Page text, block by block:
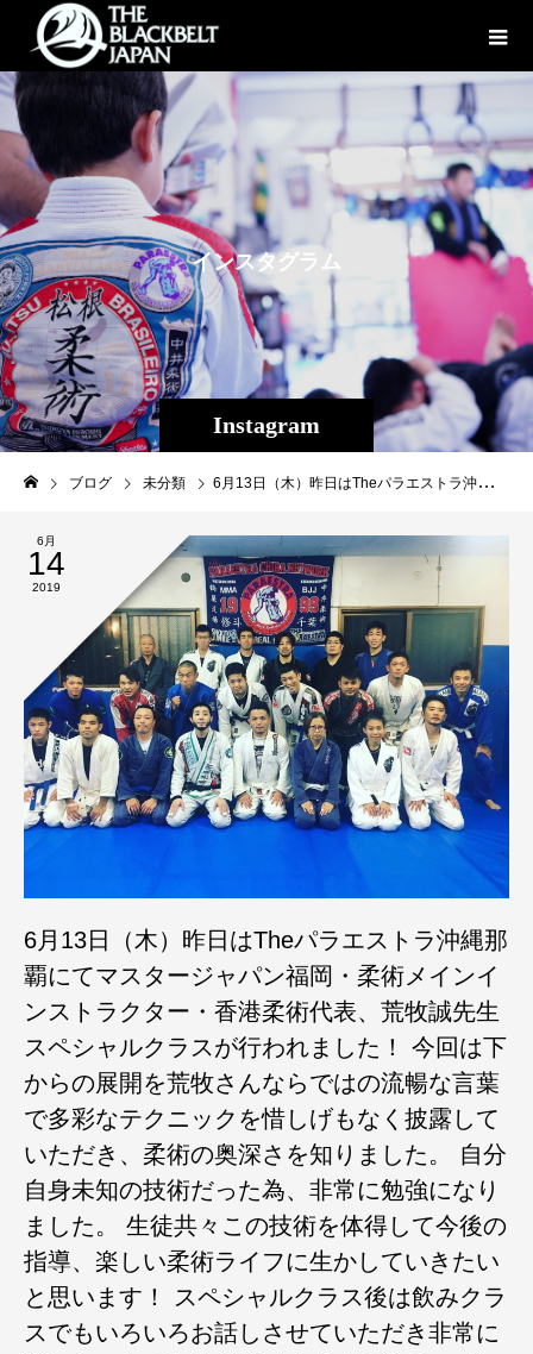
Instagram
インスタグラ ム
ブログ 未分類 6月13日（木）昨日はTheパラエストラ沖縄那覇にてマスタージャパン福岡・柔術メインインストラクター・香港柔術代表、荒牧誠先生スペシャルクラスが行われました！ 今回は下からの展開を荒牧さんならではの流暢な言葉で多彩なテクニックを惜しげもなく披露していただき、柔術の奥深さを知りました。 自分自身未知の技術だった為、非常に勉強になりました。 生徒共々この技術を体得して今後の指導、楽しい柔術ライフに生かしていきたいと思います！ スペシャルクラス後は飲みクラスでもいろいろお話しさせていただき非常に楽しかったです^^ 荒牧さんありがとうございましたー！！ #マスタージャパン福岡 #荒牧誠 #パラエストラ #沖縄 #那覇 #与儀 #MMA #shooto #コザ #総合格闘技 #修斗 #キックボクシング #柔術 #jiujitsu #ダイエット
6月
14
2019
6月13日（木）昨日はTheパラエストラ沖縄那
覇にてマスタージャパン福岡・柔術メインイ
ンストラクター・香港柔術代表、荒牧誠先生
スペシャルクラスが行われました！ 今回は下
からの展開を荒牧さんならではの流暢な言葉
で多彩なテクニックを惜しげもなく披露して
いただき、柔術の奥深さを知りました。 自分
自身未知の技術だった為、非常に勉強になり
ました。 生徒共々この技術を体得して今後の
指導、楽しい柔術ライフに生かしていきたい
と思います！ スペシャルクラス後は飲みクラ
スでもいろいろお話しさせていただき非常に